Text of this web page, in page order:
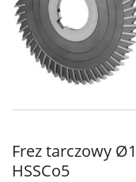
Frez tarczowy
HSSCo5